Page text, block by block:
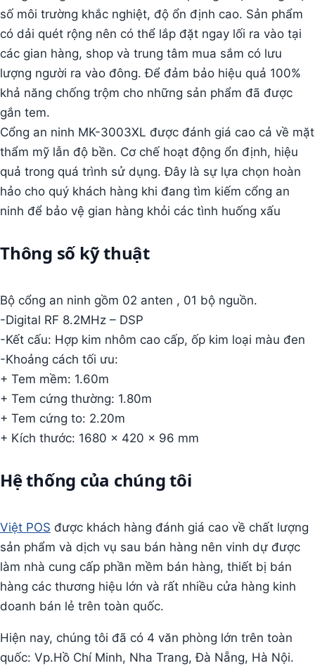
số môi trường khắc nghiệt, độ ổn định cao. Sản phẩm
có dải quét rộng nên có thể lắp đặt ngay lối ra vào tại
các gian hàng, shop và trung tâm mua sắm có lưu
lượng người ra vào đông. Để đảm bảo hiệu quả 100%
khả năng chống trộm cho những sản phẩm đã được
gắn tem.
Cổng an ninh MK-3003XL được đánh giá cao cả về mặt
thẩm mỹ lẫn độ bền. Cơ chế hoạt động ổn định, hiệu
quả trong quá trình sử dụng. Đây là sự lựa chọn hoàn
hảo cho quý khách hàng khi đang tìm kiếm cổng an
ninh để bảo vệ gian hàng khỏi các tình huống xấu
Thông số kỹ thuật
Bộ cổng an ninh gồm 02 anten , 01 bộ nguồn.
-Digital RF 8.2MHz – DSP
-Kết cấu: Hợp kim nhôm cao cấp, ốp kim loại màu đen
-Khoảng cách tối ưu:
+ Tem mềm: 1.60m
+ Tem cứng thường: 1.80m
+ Tem cứng to: 2.20m
+ Kích thước: 1680 x 420 x 96 mm
Hệ thống của chúng tôi
Việt POS được khách hàng đánh giá cao về chất lượng
sản phẩm và dịch vụ sau bán hàng nên vinh dự được
làm nhà cung cấp phần mềm bán hàng, thiết bị bán
hàng các thương hiệu lớn và rất nhiều cửa hàng kinh
doanh bán lẻ trên toàn quốc.
Hiện nay, chúng tôi đã có 4 văn phòng lớn trên toàn
quốc: Vp.Hồ Chí Minh, Nha Trang, Đà Nẵng, Hà Nội.